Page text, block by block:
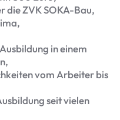
die ZVK SOKA-Bau,
in einem
vom Arbeiter bis
seit vielen